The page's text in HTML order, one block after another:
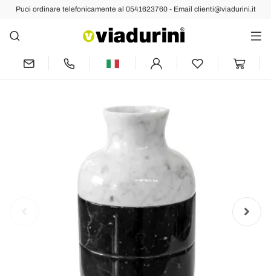
Puoi ordinare telefonicamente al 0541623760 - Email clienti@viadurini.it
Indietro Prec Succ
Vaso in Marmo Bianco di Carrara e Nero
Marquinia Design di Lusso - Calar